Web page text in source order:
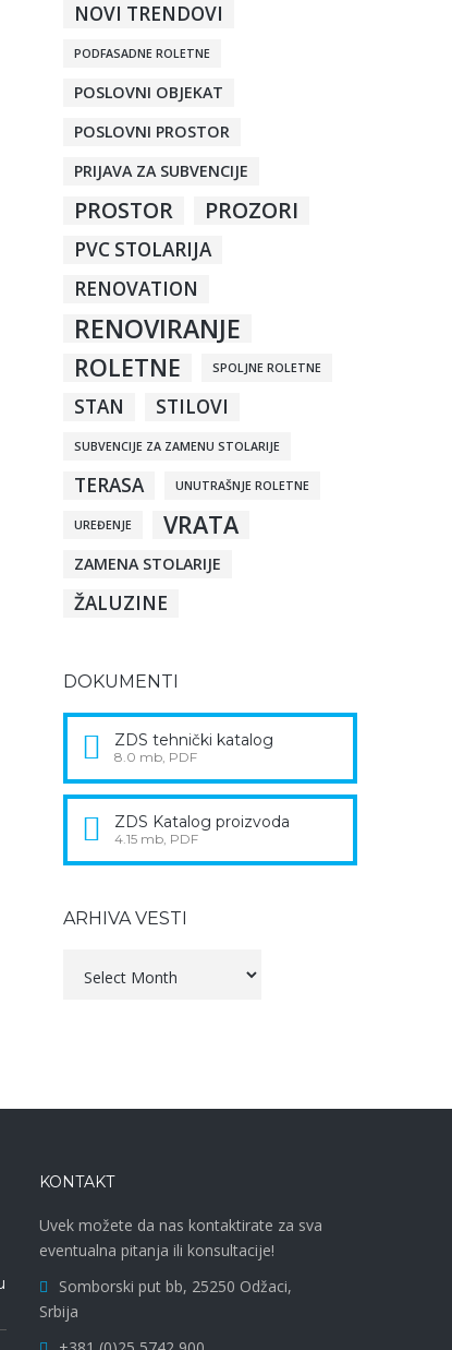
NOVI TRENDOVI
PODFASADNE ROLETNE
POSLOVNI OBJEKAT
POSLOVNI PROSTOR
PRIJAVA ZA SUBVENCIJE
PROSTOR PROZORI
PVC STOLARIJA
RENOVATION
RENOVIRANJE
ROLETNE SPOLJNE ROLETNE
STAN STILOVI
SUBVENCIJE ZA ZAMENU STOLARIJE
TERASA UNUTRAŠNJE ROLETNE
UREĐENJE VRATA
ZAMENA STOLARIJE
ŽALUZINE
DOKUMENTI
ZDS tehnički katalog
8.0 mb, PDF
ZDS Katalog proizvoda
4.15 mb, PDF
ARHIVA VESTI
vesti
KONTAKT
Uvek možete da nas kontaktirate za sva
eventualna pitanja ili konsultacije!
Somborski put bb, 25250 Odžaci,
Srbija